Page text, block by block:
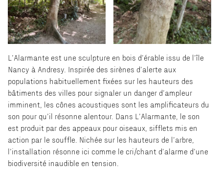
L’Alarmante est une sculpture en bois d’érable issu de l’île
Nancy à Andresy. Inspirée des sirènes d’alerte aux
populations habituellement fixées sur les hauteurs des
bâtiments des villes pour signaler un danger d’ampleur
imminent, les cônes acoustiques sont les amplificateurs du
son pour qu’il résonne alentour. Dans L’Alarmante, le son
est produit par des appeaux pour oiseaux, sifflets mis en
action par le souffle. Nichée sur les hauteurs de l’arbre,
l’installation résonne ici comme le cri/chant d’alarme d’une
biodiversité inaudible en tension.